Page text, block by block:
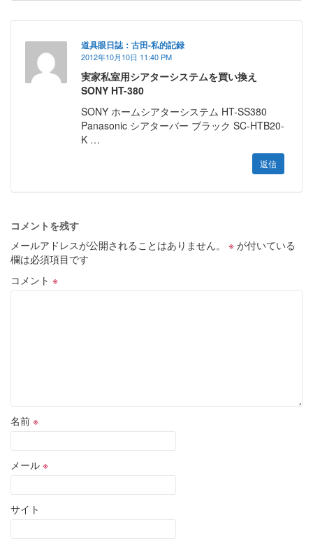
道具眼日誌：古田-私的記録
2012年10月10日 11:40 PM
実家私室用シアターシステムを買い換え
SONY HT-380
SONY ホームシアターシステム HT-SS380
Panasonic シアターバー ブラック SC-HTB20-
K …
返信
コメントを残す
メールアドレスが公開されることはありません。
※ が付いている
欄は必須項目です
コメント ※
名前 ※
メール ※
サイト